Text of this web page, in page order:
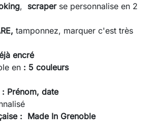
, scraperse personnalise en 2
tamponnez, marquer c'est très
encré
en : 5 couleurs
: Prénom, date
: Made In Grenoble